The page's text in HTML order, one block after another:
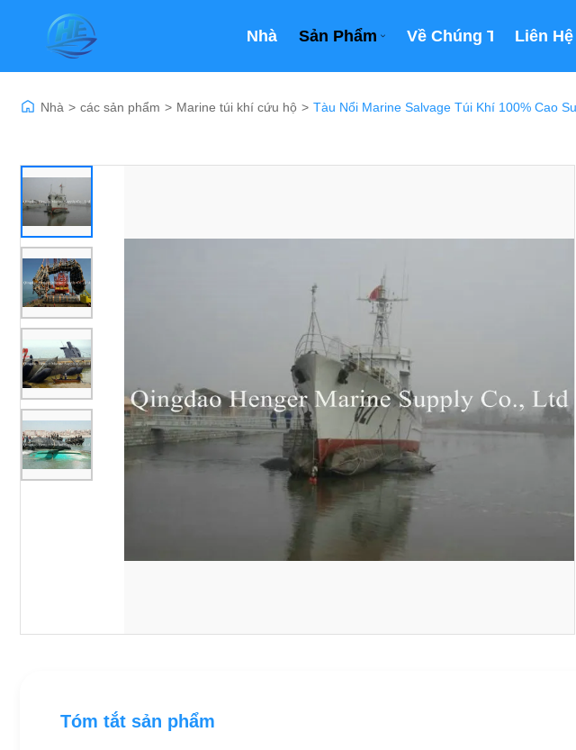
Nhà Sản Phẩm Về Chúng Tôi Liên
Nhà > các sản phẩm > Marine túi khí cứu hộ > Tàu Nổi Marine Salvage Túi Khí 100% Cao
Tóm tắt sản phẩm